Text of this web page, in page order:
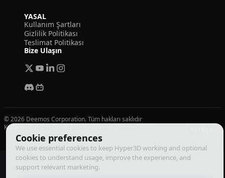
Cookie preferences
We use essential cookies to keep Hyper3D working and optional
cookies to understand usage, improve the experience, and
support relevant marketing.
YASAL
Kullanım Şartları
Gizlilik Politikası
Teslimat Politikası
Bize Ulaşın
© 2026 Deemos Corporation. Tüm hakları saklıdır
Kullanım Şartları